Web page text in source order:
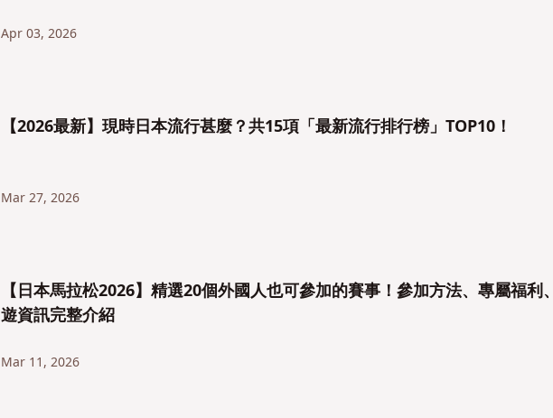
Apr 03, 2026
【2026最新】現時日本流行甚麼？共15項「最新流行排行榜」TOP10！
Mar 27, 2026
【日本馬拉松2026】精選20個外國人也可參加的賽事！參加方法、專屬福利
遊資訊完整介紹
Mar 11, 2026